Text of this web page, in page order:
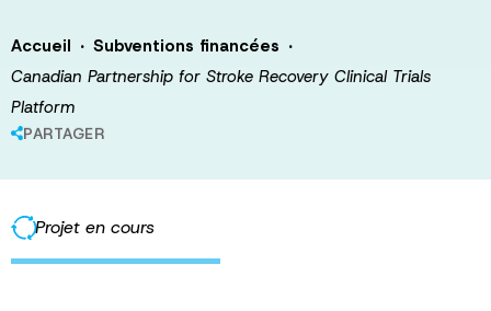
Accueil · Subventions financées ·
Canadian Partnership for Stroke Recovery Clinical Trials
Platform
PARTAGER
Projet en cours